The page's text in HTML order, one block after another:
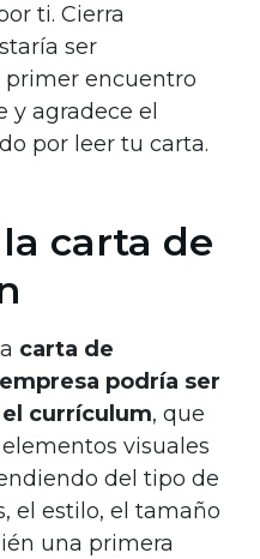
ti. Cierra
ser
encuentro
y agradece el
por leer tu carta.
carta de
carta de
podría ser
currículum, que
visuales
del tipo de
el estilo, el tamaño
una primera